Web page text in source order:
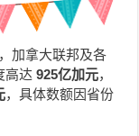
加拿大联邦及各
高达925亿加元，
，具体数额因省份